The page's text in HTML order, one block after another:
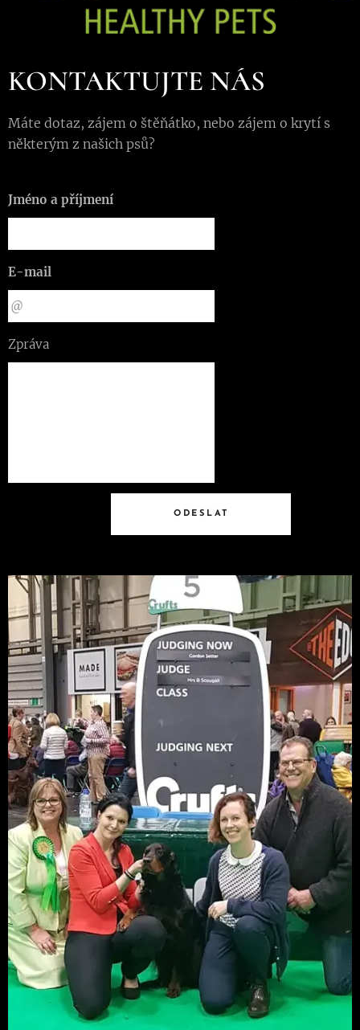
KONTAKTUJTE NÁS
Máte dotaz, zájem o štěňátko, nebo zájem o krytí s
některým z našich psů?
Jméno a příjmení
E-mail
Zpráva
ODESLAT